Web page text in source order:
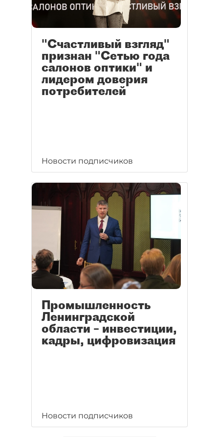
"Счастливый взгляд"
признан "Сетью года
салонов оптики" и
лидером доверия
потребителей
Новости подписчиков
Промышленность
Ленинградской
области – инвестиции,
кадры, цифровизация
Новости подписчиков